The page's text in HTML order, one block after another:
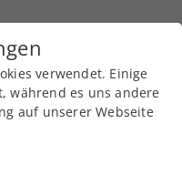
verwendet. Einige
während es uns andere
auf unserer Webseite